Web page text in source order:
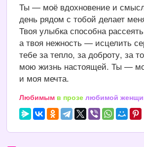
Ты — моё вдохновение и
день рядом с тобой делает
Твоя улыбка способна
а твоя нежность — исцелить
тебе за тепло, за доброту, за
мою жизнь настоящей. Ты —
и моя мечта.
Любимым в прозе любимой